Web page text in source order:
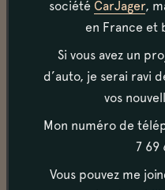
Habitacle
L’intérieur de cette
couture déchirée. Les
Toute l'instrumentation
présence d'un
société CarJager,
en France et
Si vous avez un
d’auto, je serai ravi
vos
Mon numéro de
7 69
Vous pouvez me